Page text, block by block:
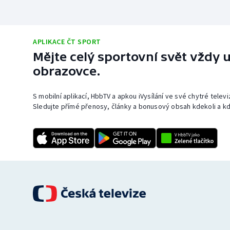
APLIKACE ČT SPORT
Mějte celý sportovní svět vždy
obrazovce.
S mobilní aplikací, HbbTV a apkou iVysílání ve své chytré
Sledujte přímé přenosy, články a bonusový obsah kdekoli a